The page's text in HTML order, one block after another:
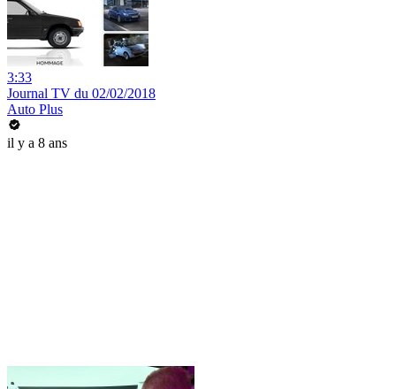
3:33
Journal TV du 02/02/2018
Auto Plus
il y a 8 ans